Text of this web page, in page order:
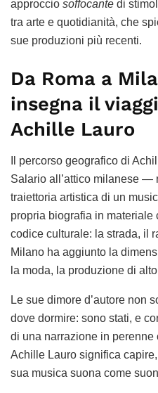
approccio soffocante di
tra arte e quotidianità, che
sue produzioni più recenti.
Da Roma a
insegna il
Achille Lauro
Il percorso geografico di
Salario all’attico milanese —
traiettoria artistica di un
propria biografia in materiale
codice culturale: la strada, il
Milano ha aggiunto la
la moda, la produzione di
Le sue dimore d’autore non
dove dormire: sono stati, e
di una narrazione in
Achille Lauro significa
sua musica suona come